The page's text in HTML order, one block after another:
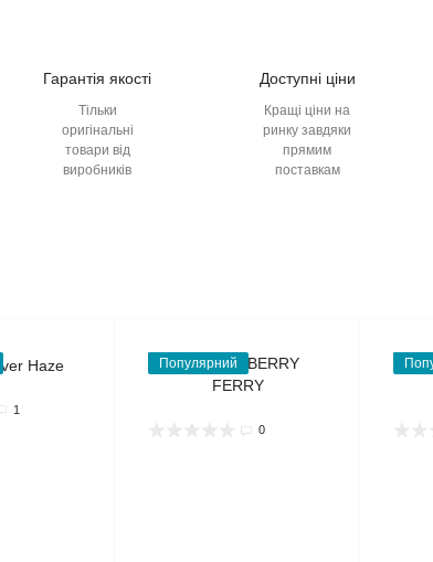
Гарантія якості
Тільки
оригінальні
товари від
виробників
Доступні ціни
Кращі ціни на
ринку завдяки
прямим
поставкам
1
Популярний
0